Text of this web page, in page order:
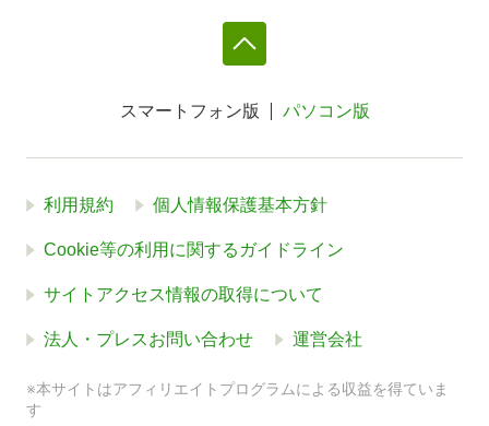
スマートフォン版 パソコン版
利用規約 個人情報保護基本方針
Cookie等の利用に関するガイドライン
サイトアクセス情報の取得について
法人・プレスお問い合わせ 運営会社
※本サイトはアフィリエイトプログラムによる収益を得ていま
す